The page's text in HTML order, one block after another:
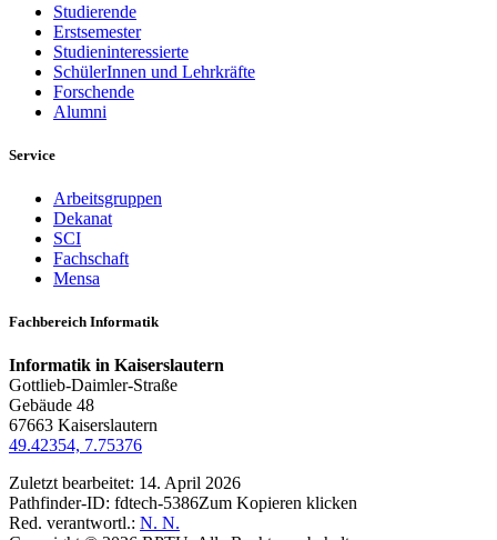
Studierende
Erstsemester
Studieninteressierte
SchülerInnen und Lehrkräfte
Forschende
Alumni
Service
Arbeitsgruppen
Dekanat
SCI
Fachschaft
Mensa
Fachbereich Informatik
Informatik in Kaiserslautern
Gottlieb-Daimler-Straße
Gebäude 48
67663 Kaiserslautern
49.42354, 7.75376
Zuletzt bearbeitet: 14. April 2026
Pathfinder-ID: fdtech-5386Zum Kopieren klicken
Red. verantwortl.: N. N.